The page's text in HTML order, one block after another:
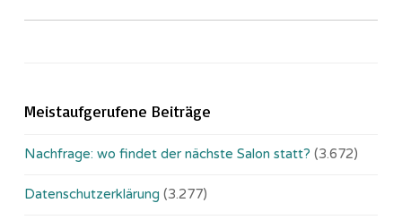
Meistaufgerufene Beiträge
Nachfrage: wo findet der nächste Salon statt? (3.672)
Datenschutzerklärung (3.277)